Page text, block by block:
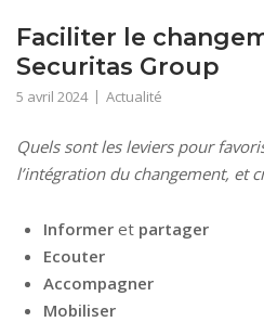
Faciliter le
Securitas Group
5 avril 2024 Actualité
Quels sont les leviers pour
l’intégration du changement, et
Informer et partager
Ecouter
Accompagner
Mobiliser